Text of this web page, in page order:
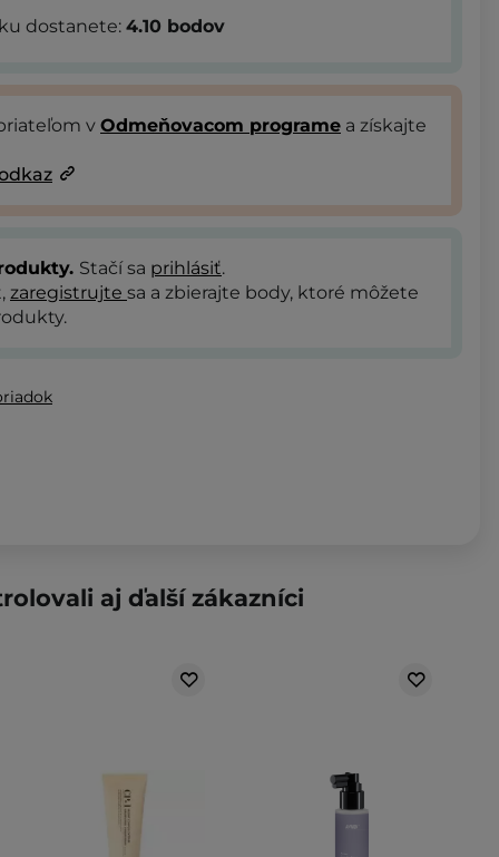
dostanete: 4.10 bodov
v Odmeňovacom programe a získajte
Stačí sa prihlásiť.
zaregistrujte sa a zbierajte body, ktoré môžete
aj ďalší zákazníci